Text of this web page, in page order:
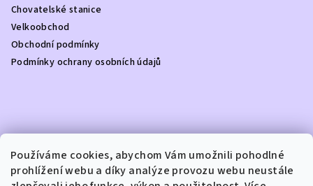
Používáme cookies, abychom Vám umožnili pohodlné
prohlížení webu a díky analýze provozu webu neustále
Chovatelské stanice
Velkoobchod
Obchodní podmínky
Podmínky ochrany osobních údajů
Kontakt
info @dottydoggie.cz